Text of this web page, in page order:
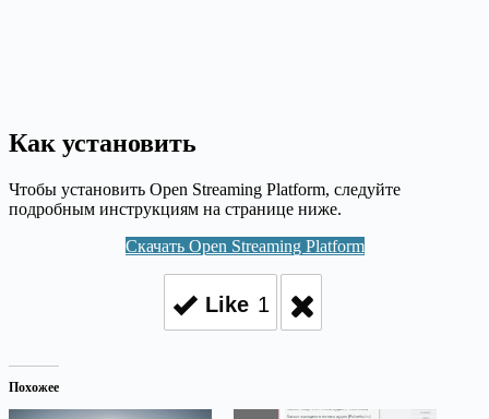
Как установить
Чтобы установить Open Streaming Platform, следуйте
подробным инструкциям на странице ниже.
Скачать Open Streaming Platform
Like 1
Похожее